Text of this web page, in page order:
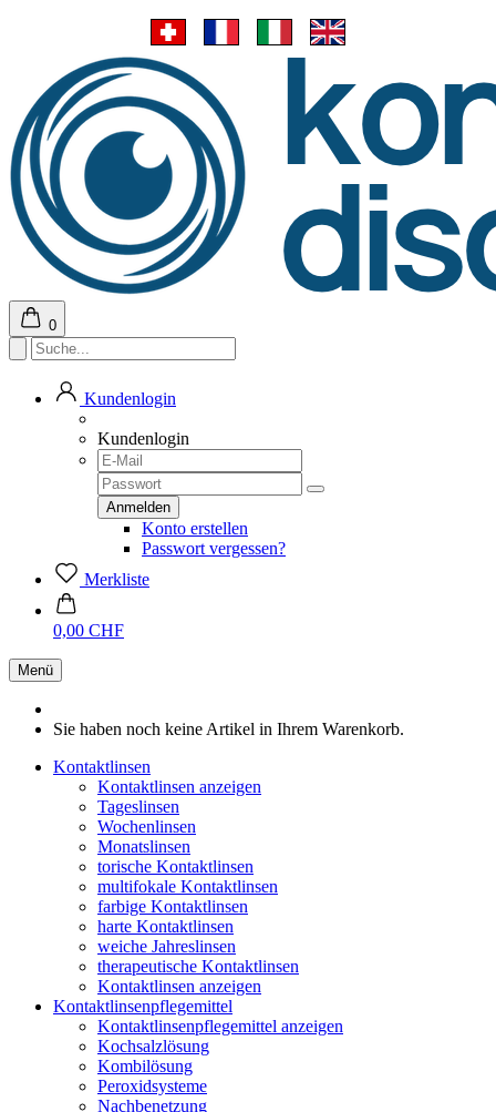
0
Kundenlogin
Kundenlogin
Konto erstellen
Passwort vergessen?
Merkliste
0,00 CHF
Menü
Sie haben noch keine Artikel in Ihrem Warenkorb.
Kontaktlinsen
Kontaktlinsen anzeigen
Tageslinsen
Wochenlinsen
Monatslinsen
torische Kontaktlinsen
multifokale Kontaktlinsen
farbige Kontaktlinsen
harte Kontaktlinsen
weiche Jahreslinsen
therapeutische Kontaktlinsen
Kontaktlinsen anzeigen
Kontaktlinsenpflegemittel
Kontaktlinsenpflegemittel anzeigen
Kochsalzlösung
Kombilösung
Peroxidsysteme
Nachbenetzung